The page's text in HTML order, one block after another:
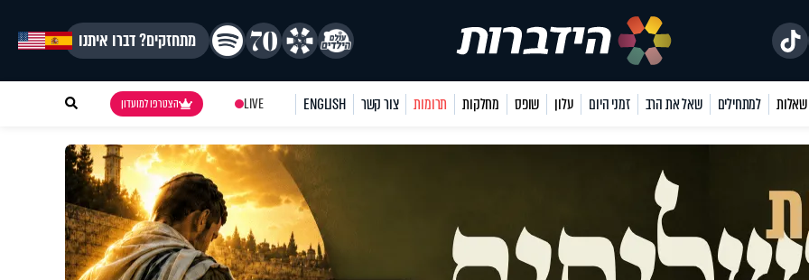
מתחזקים? דברו איתנו
למתחילים שאל את הרב זמני היום עלון שופס מחלקות תרומות צור קשר ENGLISH
LIVE הצטרפו למועדון